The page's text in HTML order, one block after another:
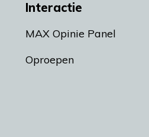
Interactie
MAX Opinie Panel
Oproepen